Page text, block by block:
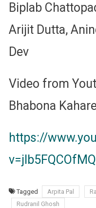
Biplab
Arijit Dutta,
Dev
Video from
Bhabona
https://
v=jIb5FQCOfMQ
Tagged Arpita Pal
Rudranil Ghosh